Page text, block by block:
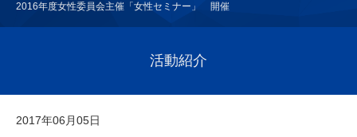
2016年度女性委員会主催「女性セミナー」 開催
活動紹介
2017年06月05日